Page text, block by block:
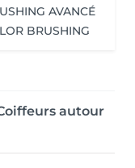
AVANCÉ
BRUSHING
autour